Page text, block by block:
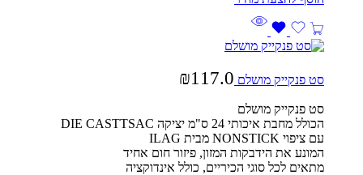
סט פנקייק מושלם ₪117.0
סט פנקייק מושלם
הכולל מחבת איכותי 24 ס"מ יציקה DIE CASTTSAC
עם ציפוי NONSTICK מבית ILAG
המונע את הידבקות המזון, פיזור חום אחיד
מתאים לכל סוגי הכיריים, כולל אינדוקציה